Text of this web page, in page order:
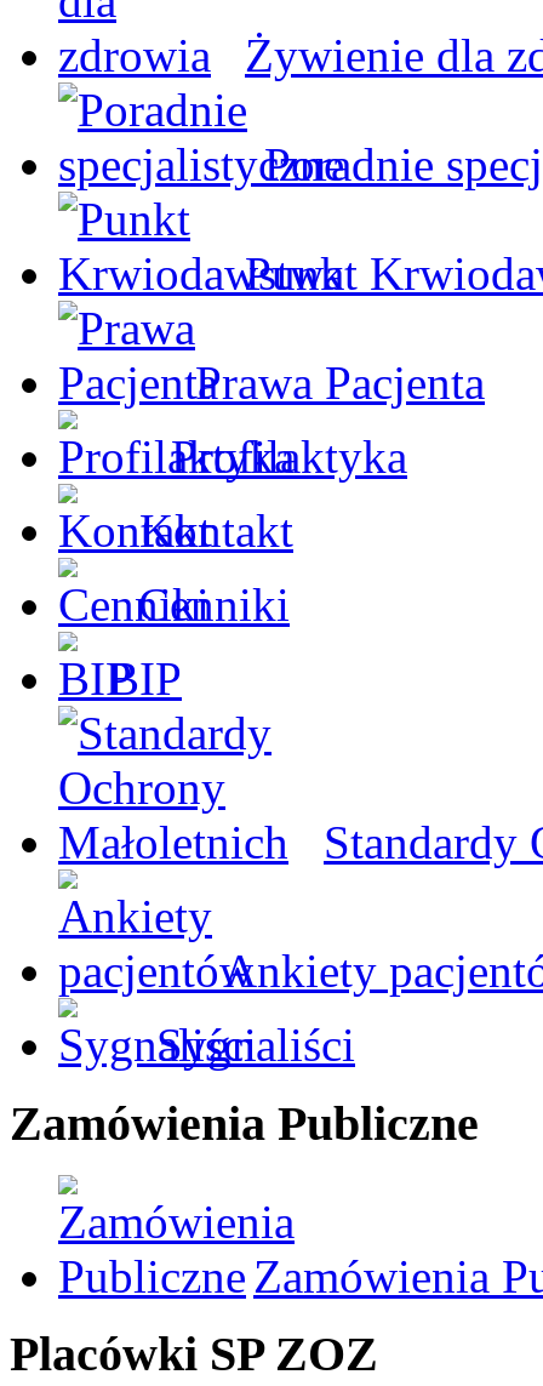
Żywienie dla
Poradnie
Punkt
Prawa Pacjenta
Profilaktyka
Kontakt
Cenniki
BIP
Standardy
Ankiety
Sygnaliści
Zamówienia Publiczne
Zamówienia
Placówki SP ZOZ